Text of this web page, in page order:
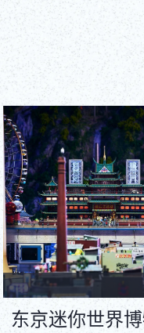
中文(繁體/正體)
ภาษาไทย
DEUTSCH
ITALIANO
ESPAÑOL
FRANÇAIS
东京迷你世界